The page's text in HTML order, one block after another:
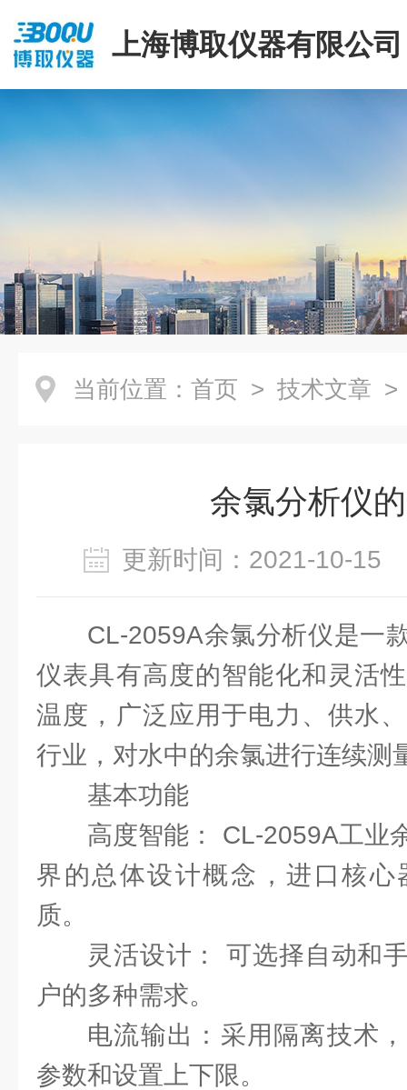
上海博取仪器有限公司
当前位置： 首页 > 技术文章 >
余氯分析仪
更新时间：2021-10-
CL-2059A余氯分析仪是一
仪表具有高度的智能化和灵活
温度，广泛应用于电力、供水
行业，对水中的余氯进行连续测
基本功能
高度智能： CL-2059A工业
界的总体设计概念，进口核
质。
灵活设计： 可选择自动和
户的多种需求。
电流输出：采用隔离技术
参数和设置上下限。